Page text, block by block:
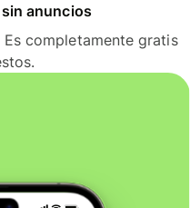
anuncios
completamente gratis